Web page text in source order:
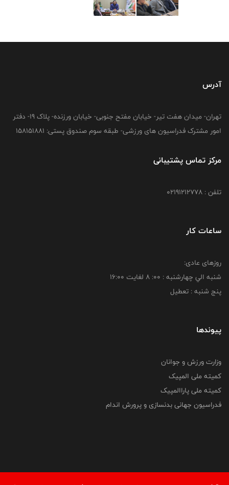
آدرس
تهران- میدان هفت تیر- خیابان مفتح جنوبی- خیابان ورزنده- پلاک 19- دفتر
امور مشترک فدراسیون های ورزشی- طبقه سوم صندوق پستی: 158151881
مرکز تماس پشتیبانی
تلفن : 02191212778
ساعات کار
روزهای عادی:
شنبه الي چهارشنبه : 00: 8 لغايت 16:00
پنج شنبه : تعطیل
پیوندها
وزارت ورزش و جوانان
کمیته ملی المپیک
کمیته ملی پاراالمپیک
فدراسیون جهانی بدنسازی و پرورش اندام